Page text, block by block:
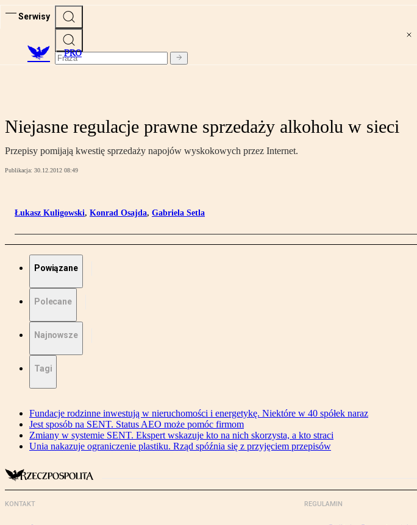
Serwisy
PRO
Niejasne regulacje prawne sprzedaży alkoholu w sieci
Przepisy pomijają kwestię sprzedaży napojów wyskokowych przez Internet.
Publikacja: 30.12.2012 08:49
Łukasz Kuligowski, Konrad Osajda, Gabriela Setla
Powiązane
Polecane
Najnowsze
Tagi
Fundacje rodzinne inwestują w nieruchomości i energetykę. Niektóre w 40 spółek naraz
Jest sposób na SENT. Status AEO może pomóc firmom
Zmiany w systemie SENT. Ekspert wskazuje kto na nich skorzysta, a kto straci
Unia nakazuje ograniczenie plastiku. Rząd spóźnia się z przyjęciem przepisów
KONTAKT REGULAMIN